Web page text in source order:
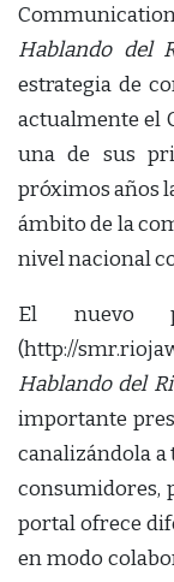
Hablando del
estrategia de
actualmente el
una de sus
próximos años
ámbito de la
nivel nacional
El nuevo
(http://
Hablando del
importante
canalizándola a
consumidores,
portal ofrece
en modo